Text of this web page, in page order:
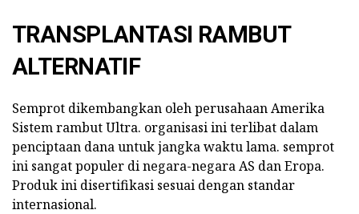
TRANSPLANTASI RAMBUT
ALTERNATIF
Semprot dikembangkan oleh perusahaan Amerika
Sistem rambut Ultra. organisasi ini terlibat dalam
penciptaan dana untuk jangka waktu lama. semprot
ini sangat populer di negara-negara AS dan Eropa.
Produk ini disertifikasi sesuai dengan standar
internasional.